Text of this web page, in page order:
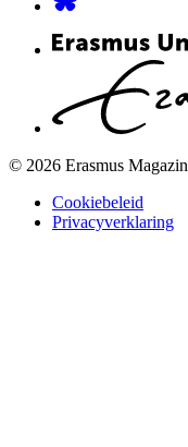
© 2026 Erasmus
Cookiebeleid
Privacyverklaring